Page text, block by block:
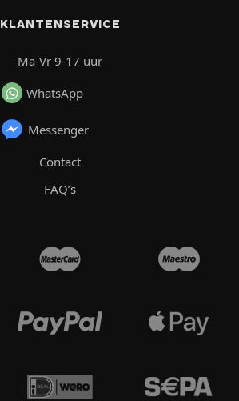
KLANTENSERVICE
Ma-Vr 9-17 uur
WhatsApp
Messenger
Contact
FAQ’s